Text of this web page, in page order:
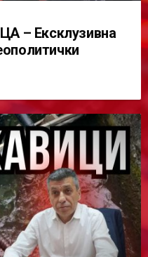
– Ексклузивна